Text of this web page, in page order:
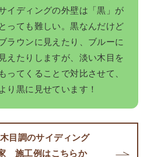
イディングの外壁は「黒」が
とっても難しい。黒なんだけど
ラウンに見えたり、ブルーに
見えたりしますが、淡い木目を
もってくることで対比させて、
より黒に見せています！
目調のサイディング
施工例はこちらか